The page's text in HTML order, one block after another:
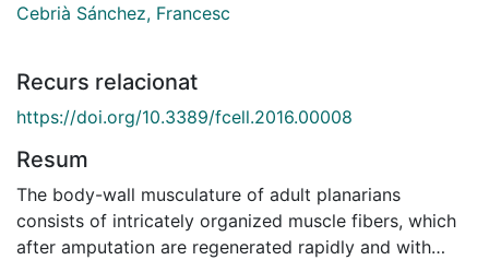
Cebrià Sánchez, Francesc
Recurs relacionat
https://doi.org/10.3389/fcell.2016.00008
Resum
The body-wall musculature of adult planarians
consists of intricately organized muscle fibers, which
after amputation are regenerated rapidly and with